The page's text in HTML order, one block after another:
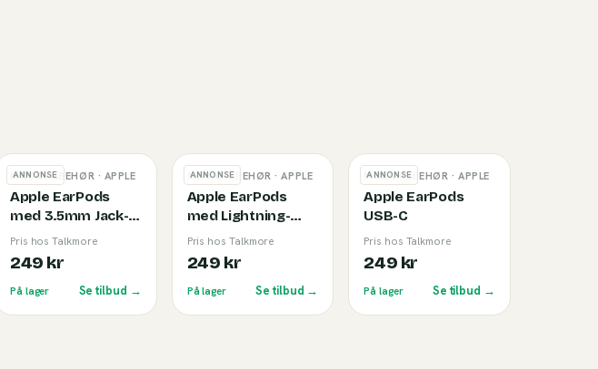
ANNONSE
MOBILTILBEHØR · APPLE
Apple EarPods
med 3.5mm Jack-
kobling
Pris hos Talkmore
249 kr
På lager Se tilbud →
ANNONSE
MOBILTILBEHØR · APPLE
Apple EarPods
med Lightning-
tilkobling
Pris hos Talkmore
249 kr
På lager Se tilbud →
ANNONSE
MOBILTILBEHØR · APPLE
Apple EarPods
USB-C
Pris hos Talkmore
249 kr
På lager Se tilbud →